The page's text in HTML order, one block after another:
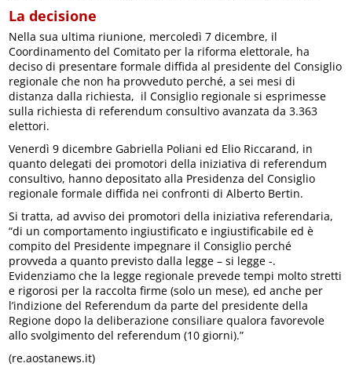
La decisione
Nella sua ultima riunione, mercoledì 7 dicembre, il
Coordinamento del Comitato per la riforma elettorale, ha
deciso di presentare formale diffida al presidente del Consiglio
regionale che non ha provveduto perché, a sei mesi di
distanza dalla richiesta, il Consiglio regionale si esprimesse
sulla richiesta di referendum consultivo avanzata da 3.363
elettori.
Venerdì 9 dicembre Gabriella Poliani ed Elio Riccarand, in
quanto delegati dei promotori della iniziativa di referendum
consultivo, hanno depositato alla Presidenza del Consiglio
regionale formale diffida nei confronti di Alberto Bertin.
Si tratta, ad avviso dei promotori della iniziativa referendaria,
“di un comportamento ingiustificato e ingiustificabile ed è
compito del Presidente impegnare il Consiglio perché
provveda a quanto previsto dalla legge – si legge -.
Evidenziamo che la legge regionale prevede tempi molto stretti
e rigorosi per la raccolta firme (solo un mese), ed anche per
l’indizione del Referendum da parte del presidente della
Regione dopo la deliberazione consiliare qualora favorevole
allo svolgimento del referendum (10 giorni).”
(re.aostanews.it)